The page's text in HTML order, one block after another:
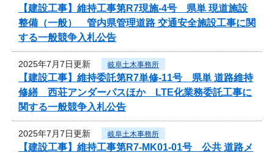
【建設工事】維持工事第R7現施-4号 県単 現道施設
整備（一般） 管内県管理道路 交通安全施設工事に関
する一般競争入札公告
2025年7月7日更新 岐阜土木事務所
【建設工事】維持委託第R7単修-11号 県単 道路維持
修繕 西荘アンダーパスほか LTE化業務委託工事に
関する一般競争入札公告
2025年7月7日更新 岐阜土木事務所
【建設工事】維持工事第R7-MK01-01号 公共 道路メ